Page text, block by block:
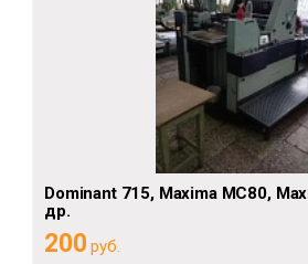
Dominant 715, Maxima MC80,
др.
200 руб.